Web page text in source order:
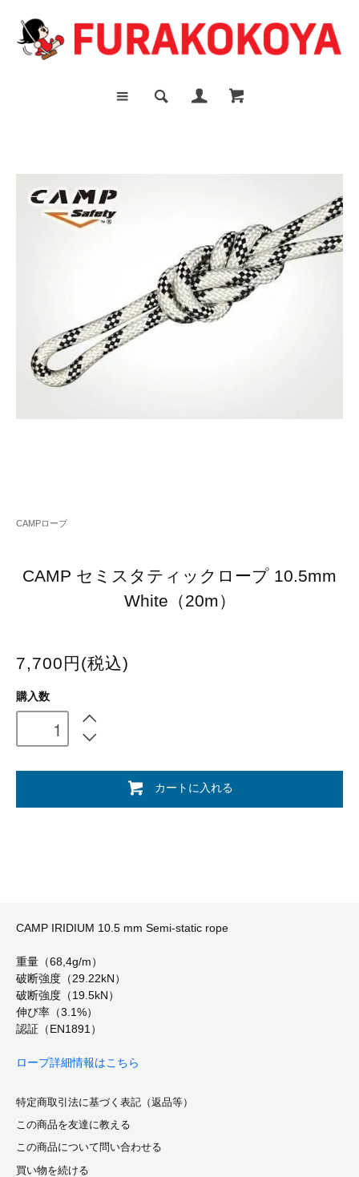
CAMPロープ
CAMP セミスタティックロープ 10.5mm
White（20m）
7,700円(税込)
購入数
カートに入れる
CAMP IRIDIUM 10.5 mm Semi-static rope
重量（68,4g/m）
破断強度（29.22kN）
破断強度（19.5kN）
伸び率（3.1%）
認証（EN1891）
ロープ詳細情報はこちら
特定商取引法に基づく表記（返品等）
この商品を友達に教える
この商品について問い合わせる
買い物を続ける